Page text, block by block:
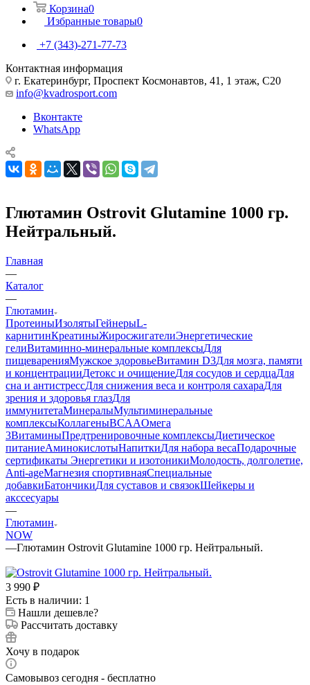
Корзина0
Избранные товары0
+7 (343)-271-77-73
Контактная информация
г. Екатеринбург, Проспект Космонавтов, 41, 1 этаж, С20
info@kvadrosport.com
Вконтакте
WhatsApp
Глютамин Ostrovit Glutamine 1000 гр.
Нейтральный.
Главная
—
Каталог
—
Глютамин
ПротеиныИзолятыГейнерыL-
карнитинКреатиныЖиросжигателиЭнергетические
гелиВитаминно-минеральные комплексыДля
пищеваренияМужское здоровьеВитамин D3Для мозга, памяти
и концентрацииДетокс и очищениеДля сосудов и сердцаДля
сна и антистрессДля снижения веса и контроля сахараДля
зрения и здоровья глазДля
иммунитетаМинералыМультиминеральные
комплексыКоллагеныBCAAОмега
3ВитаминыПредтренировочные комплексыДиетическое
питаниеАминокислотыНапиткиДля набора весаПодарочные
сертификаты Энергетики и изотоникиМолодость, долголетие,
Anti-ageМагнезия спортивнаяСпециальные
добавкиБатончикиДля суставов и связокШейкеры и
акссесуары
—
Глютамин
NOW
—Глютамин Ostrovit Glutamine 1000 гр. Нейтральный.
3 990 ₽
Есть в наличии: 1
Нашли дешевле?
Рассчитать доставку
Хочу в подарок
Самовывоз сегодня - бесплатно